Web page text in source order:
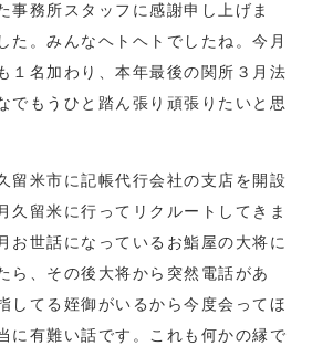
事務所スタッフに感謝申し上げま
た。みんなヘトヘトでしたね。今月
１名加わり、本年最後の関所３月法
でもうひと踏ん張り頑張りたいと思
留米市に記帳代行会社の支店を開設
久留米に行ってリクルートしてきま
お世話になっているお鮨屋の大将に
ら、その後大将から突然電話があ
してる姪御がいるから今度会ってほ
に有難い話です。これも何かの縁で